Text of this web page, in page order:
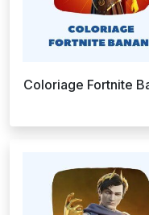
Coloriage Fortnite